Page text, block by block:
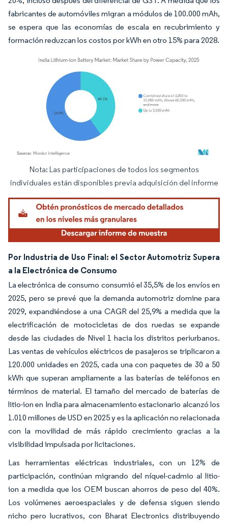
fabricantes de automóviles migran a módulos de 100.000 mAh,
se espera que las economías de escala en recubrimiento y
formación reduzcan los costos por kWh en otro 15% para 2028.
Imagen © Mordor Intelligence. El uso requiere atribución según CC BY 4.0.
Nota: Las participaciones de todos los segmentos
individuales están disponibles previa adquisición del informe
Por Industria de Uso Final: el Sector Automotriz Supera
a la Electrónica de Consumo
La electrónica de consumo consumió el 35,5% de los envíos en
2025, pero se prevé que la demanda automotriz domine para
2029, expandiéndose a una CAGR del 25,9% a medida que la
electrificación de motocicletas de dos ruedas se expande
desde las ciudades de Nivel 1 hacia los distritos periurbanos.
Las ventas de vehículos eléctricos de pasajeros se triplicaron a
120.000 unidades en 2025, cada una con paquetes de 30 a 50
kWh que superan ampliamente a las baterías de teléfonos en
términos de material. El tamaño del mercado de baterías de
litio-ion en India para almacenamiento estacionario alcanzó los
1.010 millones de USD en 2025 y es la aplicación no relacionada
con la movilidad de más rápido crecimiento gracias a la
visibilidad impulsada por licitaciones.
Las herramientas eléctricas industriales, con un 12% de
participación, continúan migrando del níquel-cadmio al litio-
ion a medida que los OEM buscan ahorros de peso del 40%.
Los volúmenes aeroespaciales y de defensa siguen siendo
nicho pero lucrativos, con Bharat Electronics distribuyendo